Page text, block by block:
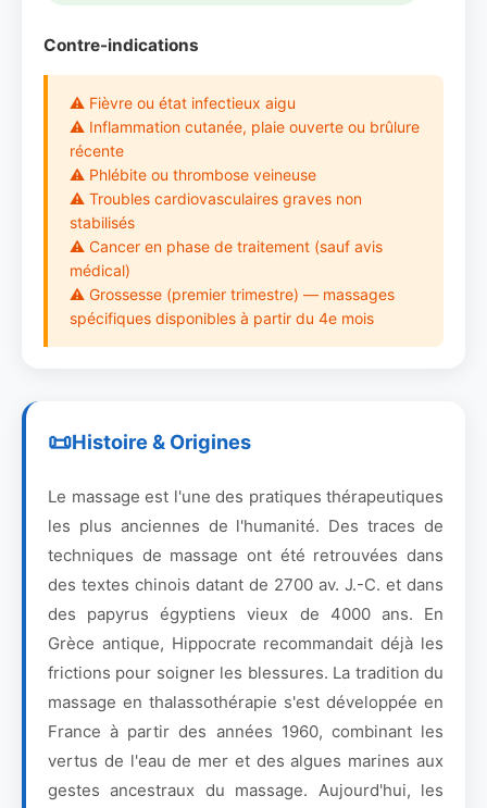
Contre-indications
⚠ Fièvre ou état infectieux aigu
⚠ Inflammation cutanée, plaie ouverte ou brûlure
récente
⚠ Phlébite ou thrombose veineuse
⚠ Troubles cardiovasculaires graves non
stabilisés
⚠ Cancer en phase de traitement (sauf avis
médical)
⚠ Grossesse (premier trimestre) — massages
spécifiques disponibles à partir du 4e mois
Histoire & Origines
Le massage est l'une des pratiques thérapeutiques
les plus anciennes de l'humanité. Des traces de
techniques de massage ont été retrouvées dans
des textes chinois datant de 2700 av. J.-C. et dans
des papyrus égyptiens vieux de 4000 ans. En
Grèce antique, Hippocrate recommandait déjà les
frictions pour soigner les blessures. La tradition du
massage en thalassothérapie s'est développée en
France à partir des années 1960, combinant les
vertus de l'eau de mer et des algues marines aux
gestes ancestraux du massage. Aujourd'hui, les